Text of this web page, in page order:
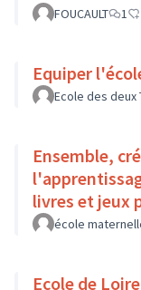
FOUCAULT 1
Equiper
Ecole des deux
Ensemble,
livres et jeux
école
Ecole de